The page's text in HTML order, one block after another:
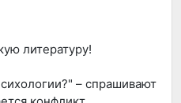
литературу!
– спрашивают